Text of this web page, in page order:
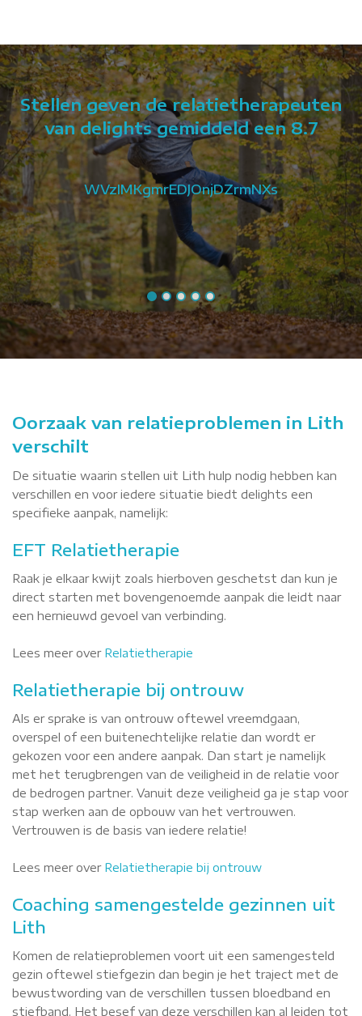
Stellen geven de relatietherapeuten
van delights gemiddeld een 8.7
WVzIMKgmrEDJOnjDZrmNXs
Oorzaak van relatieproblemen in Lith
verschilt
De situatie waarin stellen uit Lith hulp nodig hebben kan
verschillen en voor iedere situatie biedt delights een
specifieke aanpak, namelijk:
EFT Relatietherapie
Raak je elkaar kwijt zoals hierboven geschetst dan kun je
direct starten met bovengenoemde aanpak die leidt naar
een hernieuwd gevoel van verbinding.
Lees meer over Relatietherapie
Relatietherapie bij ontrouw
Als er sprake is van ontrouw oftewel vreemdgaan,
overspel of een buitenechtelijke relatie dan wordt er
gekozen voor een andere aanpak. Dan start je namelijk
met het terugbrengen van de veiligheid in de relatie voor
de bedrogen partner. Vanuit deze veiligheid ga je stap voor
stap werken aan de opbouw van het vertrouwen.
Vertrouwen is de basis van iedere relatie!
Lees meer over Relatietherapie bij ontrouw
Coaching samengestelde gezinnen uit
Lith
Komen de relatieproblemen voort uit een samengesteld
gezin oftewel stiefgezin dan begin je het traject met de
bewustwording van de verschillen tussen bloedband en
stiefband. Het besef van deze verschillen kan al leiden tot